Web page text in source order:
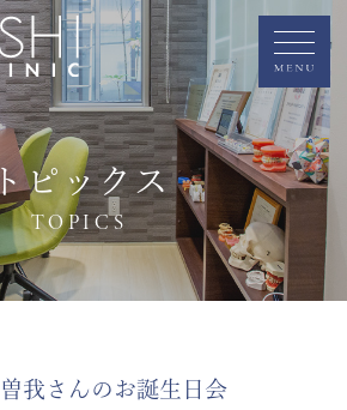
トピックス
TOPICS
曽我さんのお誕生日会